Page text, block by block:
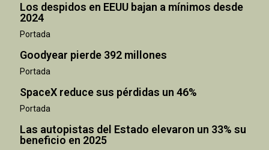
Los despidos en EEUU bajan a mínimos desde
2024
Portada
Goodyear pierde 392 millones
Portada
SpaceX reduce sus pérdidas un 46%
Portada
Las autopistas del Estado elevaron un 33% su
beneficio en 2025